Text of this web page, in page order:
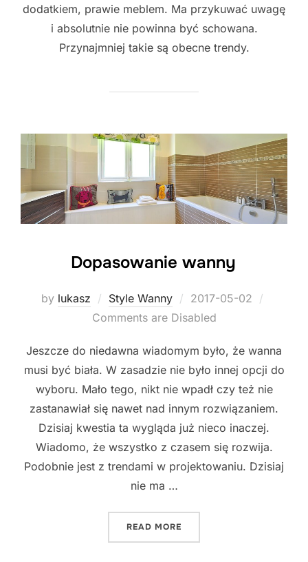
dodatkiem, prawie meblem. Ma przykuwać uwagę
i absolutnie nie powinna być schowana.
Przynajmniej takie są obecne trendy.
Dopasowanie wanny
by lukasz Style Wanny
Posted
on
2017-05-02
Comments are Disabled
Jeszcze do niedawna wiadomym było, że wanna
musi być biała. W zasadzie nie było innej opcji do
wyboru. Mało tego, nikt nie wpadł czy też nie
zastanawiał się nawet nad innym rozwiązaniem.
Dzisiaj kwestia ta wygląda już nieco inaczej.
Wiadomo, że wszystko z czasem się rozwija.
Podobnie jest z trendami w projektowaniu. Dzisiaj
nie ma …
READ MORE